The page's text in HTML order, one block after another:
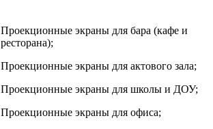
Проекционные экраны для бара (кафе и
ресторана);
Проекционные экраны для актового зала;
Проекционные экраны для школы и ДОУ;
Проекционные экраны для офиса;